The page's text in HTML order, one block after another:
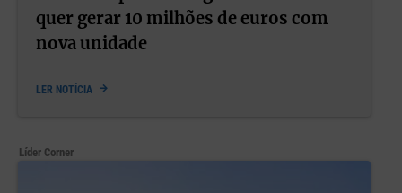
quer gerar 10 milhões de euros com
nova unidade
LER NOTÍCIA
Líder Corner